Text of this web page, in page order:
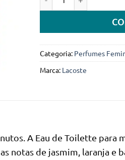
Categoria: Perfumes
Marca: Lacoste
A Eau de Toilette para
notas de jasmim, laranja e